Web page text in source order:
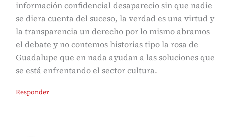
información confidencial desaparecio sin que nadie
se diera cuenta del suceso, la verdad es una virtud y
la transparencia un derecho por lo mismo abramos
el debate y no contemos historias tipo la rosa de
Guadalupe que en nada ayudan a las soluciones que
se está enfrentando el sector cultura.
Responder